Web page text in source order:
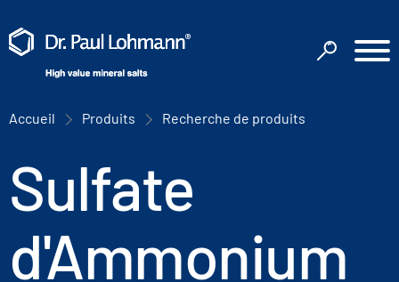
Accueil Produits Recherche de produits
Sulfate
d'Ammonium